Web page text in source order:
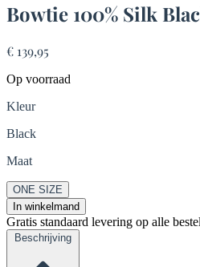
Bowtie 100% Silk
€ 139,95
Op voorraad
Kleur
Black
Maat
ONE SIZE
In winkelmand
Gratis standaard levering op alle
Beschrijving